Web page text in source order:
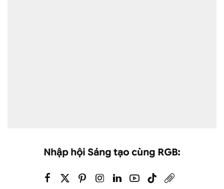
Nhập hội Sáng tạo cùng RGB: